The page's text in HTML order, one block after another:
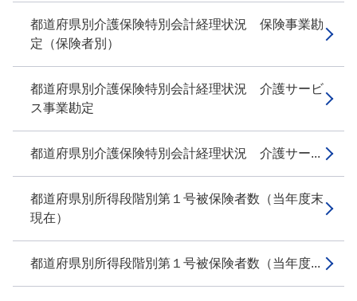
都道府県別介護保険特別会計経理状況 保険事業勘
定（保険者別）
都道府県別介護保険特別会計経理状況 介護サービ
ス事業勘定
都道府県別介護保険特別会計経理状況 介護サー...
都道府県別所得段階別第１号被保険者数（当年度末
現在）
都道府県別所得段階別第１号被保険者数（当年度...